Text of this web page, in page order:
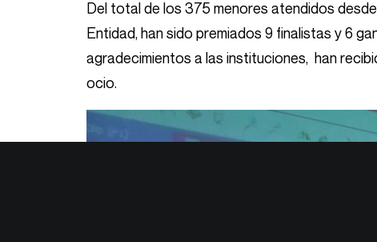
Del total de los 375 menores atendidos
Entidad, han sido premiados 9 finalistas y 6
agradecimientos a las instituciones, han
ocio.